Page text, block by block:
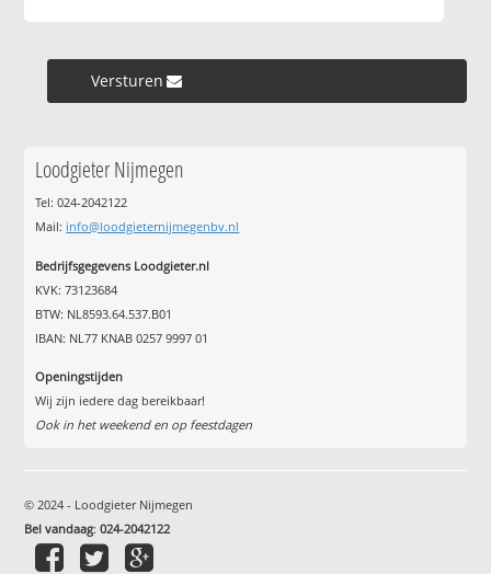
Versturen »
Loodgieter Nijmegen
Tel: 024-2042122
Mail: info@loodgieternijmegenbv.nl
Bedrijfsgegevens Loodgieter.nl
KVK: 73123684
BTW: NL8593.64.537.B01
IBAN: NL77 KNAB 0257 9997 01
Openingstijden
Wij zijn iedere dag bereikbaar!
Ook in het weekend en op feestdagen
© 2024 - Loodgieter Nijmegen
Bel vandaag:024-2042122